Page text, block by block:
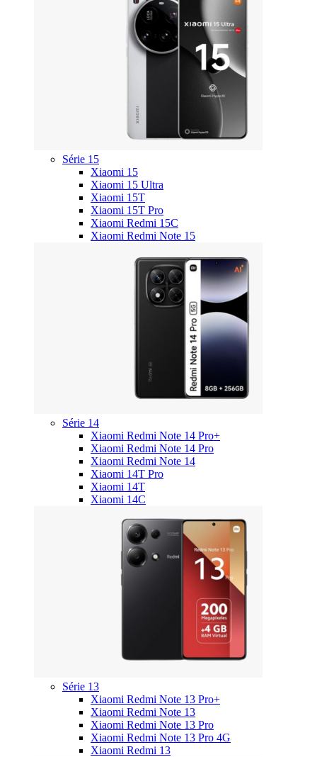
Série 15
Xiaomi 15
Xiaomi 15 Ultra
Xiaomi 15T
Xiaomi 15T Pro
Xiaomi Redmi 15C
Xiaomi Redmi Note 15
Série 14
Xiaomi Redmi Note 14 Pro+
Xiaomi Redmi Note 14 Pro
Xiaomi Redmi Note 14
Xiaomi 14T Pro
Xiaomi 14T
Xiaomi 14C
Série 13
Xiaomi Redmi Note 13 Pro+
Xiaomi Redmi Note 13
Xiaomi Redmi Note 13 Pro
Xiaomi Redmi Note 13 Pro 4G
Xiaomi Redmi 13